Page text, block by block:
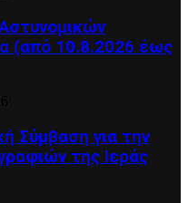
(από 10.8.2026 έως
Σύμβαση για την
της Ιεράς